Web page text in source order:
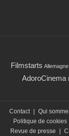
Filmstarts Allemagne
AdoroCinema
Contact Qui
Politique de cookies
Revue de presse